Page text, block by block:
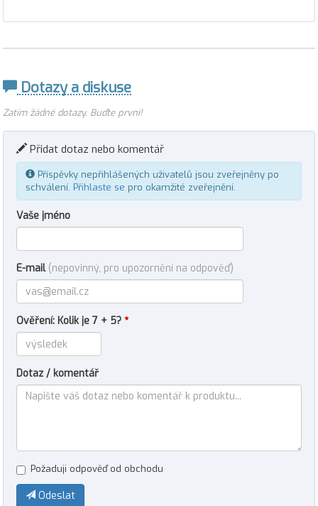
Dotazy a diskuse
Zatím žádné dotazy. Buďte první!
Přidat dotaz nebo komentář
Příspěvky nepřihlášených uživatelů jsou zveřejněny po
schválení. Přihlaste se pro okamžité zveřejnění.
Vaše jméno
E-mail (nepovinný, pro upozornění na odpověď)
Ověření: Kolik je 7 + 5? *
Dotaz / komentář
Požaduji odpověď od obchodu
Odeslat